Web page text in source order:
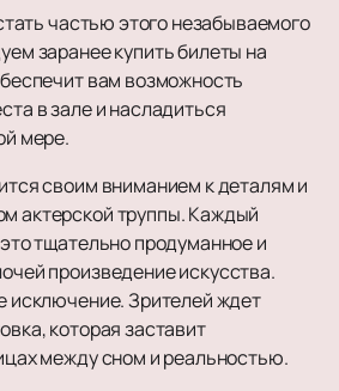
частью этого незабываемого
заранее купить билеты на
вам возможность
в зале и насладиться
мере.
своим вниманием к деталям и
актерской труппы. Каждый
тщательно продуманное и
произведение искусства.
исключение. Зрителей ждет
которая заставит
между сном и реальностью.